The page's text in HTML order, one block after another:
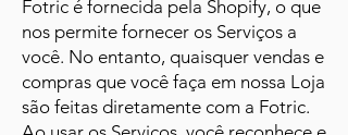
Fotric é fornecida pela Shopify, o que
nos permite fornecer os Serviços a
você. No entanto, quaisquer vendas e
compras que você faça em nossa Loja
são feitas diretamente com a Fotric.